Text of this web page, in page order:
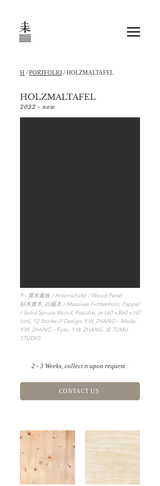
H /PORTFOLIO / HOLZMALTAFEL
HOLZMALTAFEL
2022 - now
P - 實木畫板 / Holzmaltafel / Wood Panel
杉木實木, 白楊木 / Massives Fichtenholz, Pappel
/ Solid Spruce Wood, Populus, je L60 x B60 x H2
(cm), 12 Stücke// Design: Y.W. ZHANG - Made:
Y.W. ZHANG - Foto: Y.W. ZHANG © TUMU
STUDIO
2 - 3 Weeks, collect n upon request :
CONTACT US